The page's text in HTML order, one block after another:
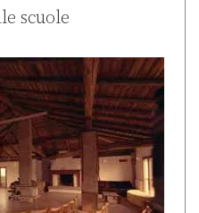
scuole